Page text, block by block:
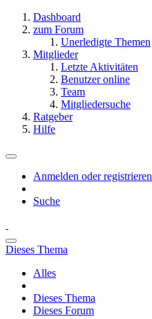
Dashboard
zum Forum
Unerledigte Themen
Mitglieder
Letzte Aktivitäten
Benutzer online
Team
Mitgliedersuche
Ratgeber
Hilfe
Anmelden oder registrieren
Suche
Dieses Thema
Alles
Dieses Thema
Dieses Forum